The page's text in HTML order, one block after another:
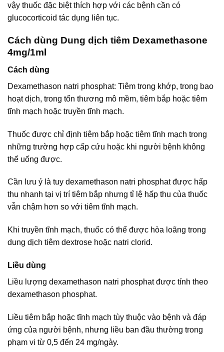
vậy thuốc đặc biệt thích hợp với các bệnh cần có
glucocorticoid tác dụng liên tục.
Cách dùng Dung dịch tiêm Dexamethasone
4mg/1ml
Cách dùng
Dexamethason natri phosphat: Tiêm trong khớp, trong bao
hoạt dịch, trong tổn thương mô mềm, tiêm bắp hoặc tiêm
tĩnh mạch hoặc truyền tĩnh mạch.
Thuốc được chỉ định tiêm bắp hoặc tiêm tĩnh mạch trong
những trường hợp cấp cứu hoặc khi người bệnh không
thể uống được.
Cần lưu ý là tuy dexamethason natri phosphat được hấp
thu nhanh tại vị trí tiêm bắp nhưng tỉ lệ hấp thu của thuốc
vẫn chậm hơn so với tiêm tĩnh mạch.
Khi truyền tĩnh mạch, thuốc có thể được hòa loãng trong
dung dịch tiêm dextrose hoặc natri clorid.
Liều dùng
Liều lượng dexamethason natri phosphat được tính theo
dexamethason phosphat.
Liều tiêm bắp hoặc tĩnh mạch tùy thuộc vào bệnh và đáp
ứng của người bệnh, nhưng liều ban đầu thường trong
phạm vi từ 0,5 đến 24 mg/ngày.